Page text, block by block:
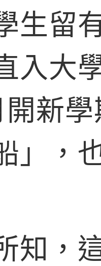
生留
入大
新
」，
知，